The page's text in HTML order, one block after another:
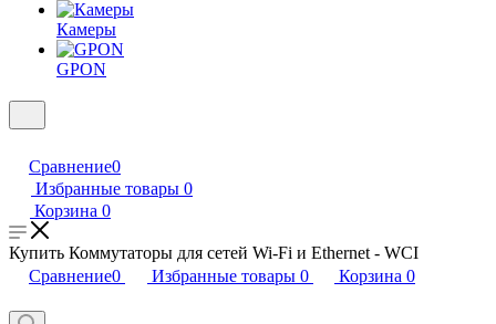
Камеры
GPON
Сравнение0
Избранные товары 0
Корзина 0
Купить Коммутаторы для сетей Wi-Fi и Ethernet - WCI
Сравнение0 Избранные товары 0 Корзина 0